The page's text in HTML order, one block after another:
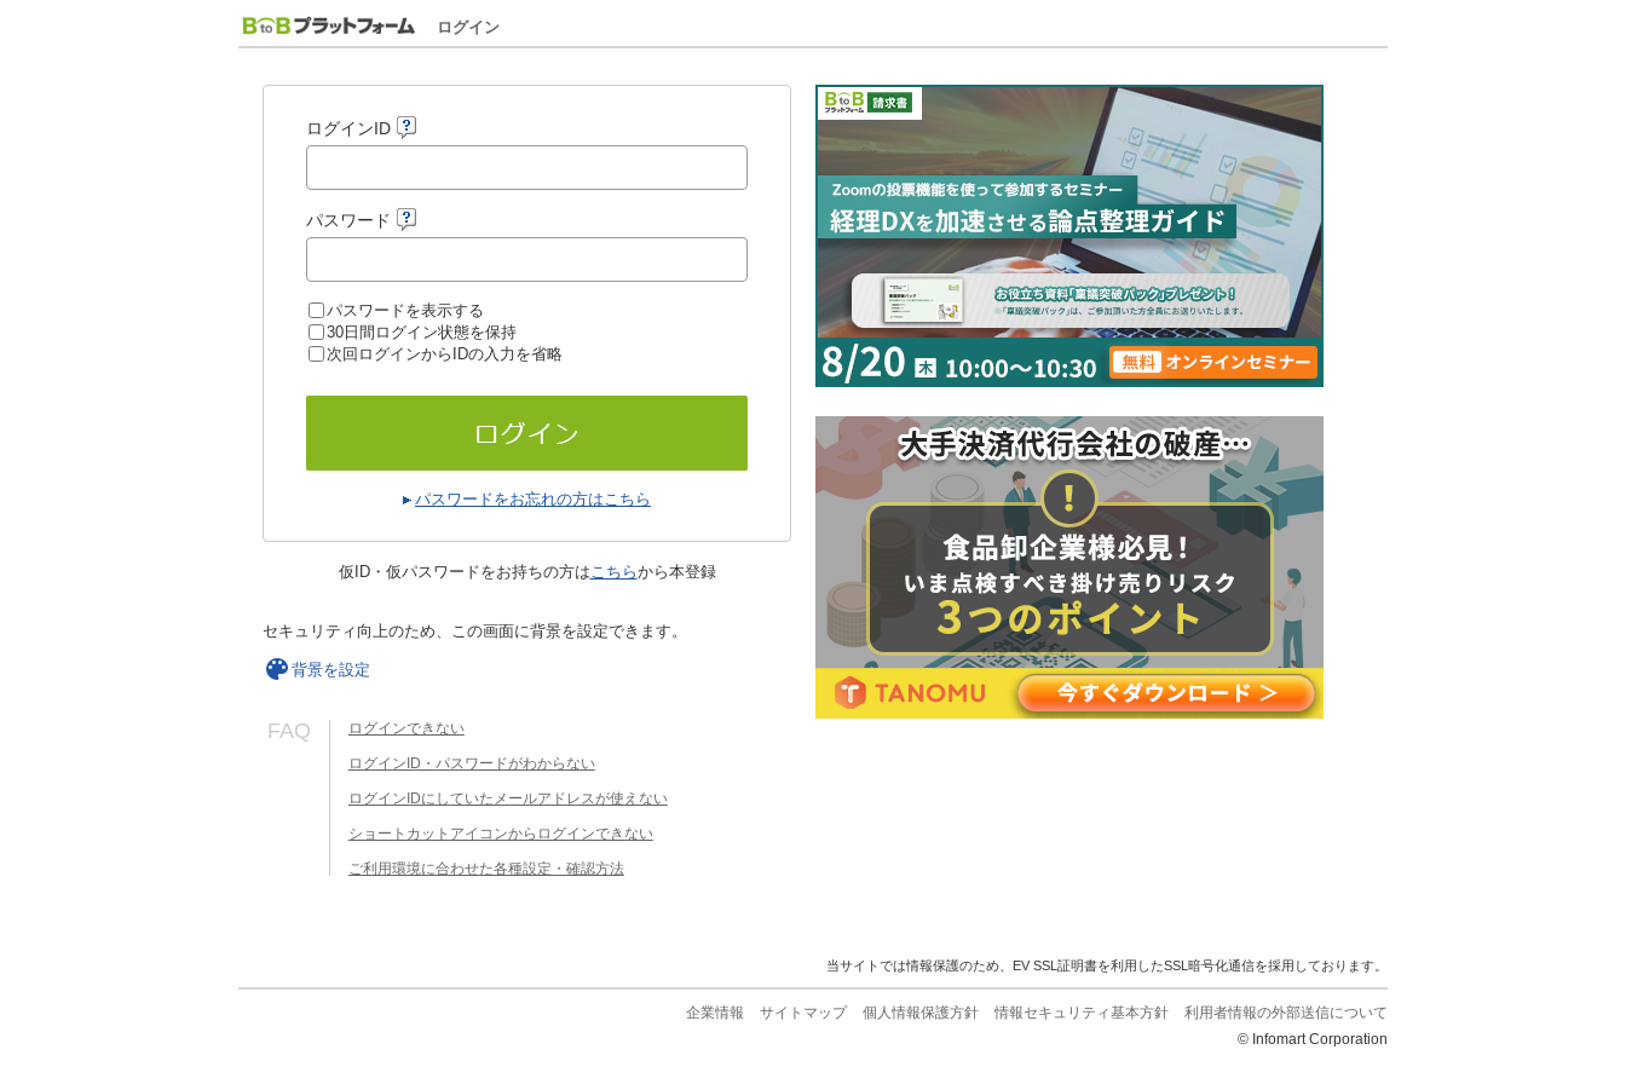
ログイン
ログインID
パスワード
パスワードを表示する
30日間ログイン状態を保持
次回ログインからIDの入力を省略
パスワードをお忘れの方はこちら
仮ID・仮パスワードをお持ちの方はこちらから本登録
セキュリティ向上のため、この画面に背景を設定できます。
背景を設定
FAQ ログインできない
ログインID・パスワードがわからない
ログインIDにしていたメールアドレスが使えない
ショートカットアイコンからログインできない
ご利用環境に合わせた各種設定・確認方法
当サイトでは情報保護のため、EV SSL証明書を利用したSSL暗号化通信を採用しております。
企業情報 サイトマップ 個人情報保護方針 情報セキュリティ基本方針
利用者情報の外部送信について
© Infomart Corporation